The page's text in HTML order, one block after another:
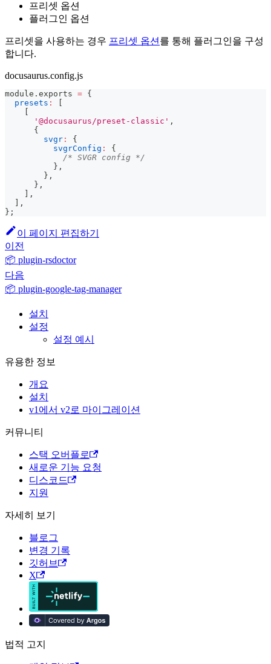
프리셋 옵션
플러그인 옵션
프리셋을 사용하는 경우 프리셋 옵션 를 통해 플러그인을 구성
합니다.
docusaurus.config.js
module . exports = {
presets :
'@docusaurus/preset-classic' ,
{
svgr :
{
svgrConfig :
{
/* SVGR config */
} ,
} ,
} ,
,
,
} ;
이 페이지 편집하기
이전
📦 plugin-rsdoctor
다음
📦 plugin-google-tag-manager
설치
설정
설정 예시
유용한 정보
개요
설치
v1에서 v2로 마이그레이션
커뮤니티
스택 오버플로
새로운 기능 요청
디스코드
지원
자세히 보기
블로그
변경 기록
깃허브
X
법적 고지